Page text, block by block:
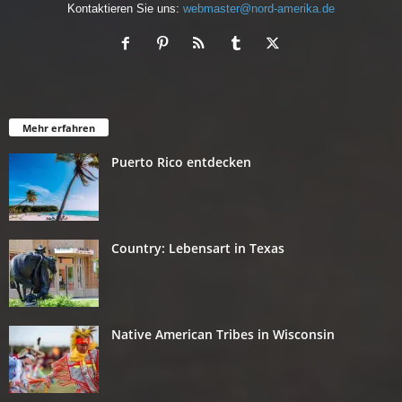
Kontaktieren Sie uns: webmaster@nord-amerika.de
Mehr erfahren
Puerto Rico entdecken
Country: Lebensart in Texas
Native American Tribes in Wisconsin